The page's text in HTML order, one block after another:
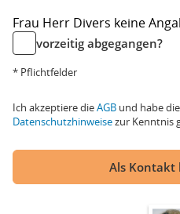
Frau Herr Divers keine
vorzeitig abgegangen?
* Pflichtfelder
Ich akzeptiere dieAGB und habe die
Datenschutzhinweisezur Kenntnis
Als Kontakt